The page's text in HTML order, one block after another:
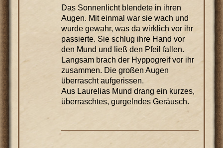
Das Sonnenlicht blendete in ihren
Augen. Mit einmal war sie wach und
wurde gewahr, was da wirklich vor ihr
passierte. Sie schlug ihre Hand vor
den Mund und ließ den Pfeil fallen.
Langsam brach der Hyppogreif vor ihr
zusammen. Die großen Augen
überrascht aufgerissen.
Aus Laurelias Mund drang ein kurzes,
überraschtes, gurgelndes Geräusch.